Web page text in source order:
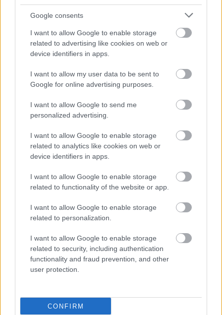
Google consents
I want to allow Google to enable storage
related to advertising like cookies on web or
device identifiers in apps.
I want to allow my user data to be sent to
Google for online advertising purposes.
I want to allow Google to send me
personalized advertising.
I want to allow Google to enable storage
related to analytics like cookies on web or
device identifiers in apps.
I want to allow Google to enable storage
related to functionality of the website or app.
I want to allow Google to enable storage
related to personalization.
I want to allow Google to enable storage
related to security, including authentication
functionality and fraud prevention, and other
user protection.
CONFIRM
Az ítélet nem jogerős, mert az ügyészség és a
focista jogi képviseletét ellátó ügyvéd, Lichy József
is fellebbezett. Védence senkiben nem tett kárt, azt
pedig nagyon megbánta, hogy ittas állapotban ült a
volán mögé – mondta a jogász.
A csatár eddig 8 gólos a szezonban, a Vác három
ponttal van lemaradva a harmadik helyen álló
Balajti Ádám öccse, a korábban szintén futballozott
Bálint 2013-ban szenvedett olyan súlyos balesetet,
hogy életét vesztette.
Itt állíthatod be, hogy a Csakfoci az elsők
között legyen a Google-találatokban
Tetszett a cikk? Megosztanád?
Link másolása Email küldés
CÍMKÉK: #NB II #VÁC #BALAJTI ÁDÁM
Autópiac